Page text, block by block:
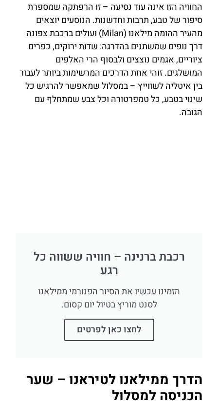
החוויה הזו אינה עוד נסיעה – זו הרפתקה שמספרת
סיפור של טבע, תרבות וחדשנות. הנוסעים יוצאים
מהעיר ההומה מילאנו (Milan) ועולים ברכבת צפונה
דרך נופים שמשתנים בהדרגה: שדות ירוקים, כפרים
ציוריים, אגמים נוצצים ולבסוף הרי האלפים
המושלגים. זוהי אחת הדרכים המרשימות ביותר לעבור
בין איטליה לשווייץ – במסלול שמאפשר להרגיש כל
שינוי בטבע, כל טמפרטורה וכל צבע שמתחלף עם
הגובה.
רכבת ברנינה – חוויה ששווה כל
רגע
הזמינו עכשיו את הסיור הפנורמי ממילאנו
לסנט מוריץ בטיול יום קסום.
לחצו כאן לפרטים
הדרך ממילאנו לטיראנו – שער
הכניסה למסלול